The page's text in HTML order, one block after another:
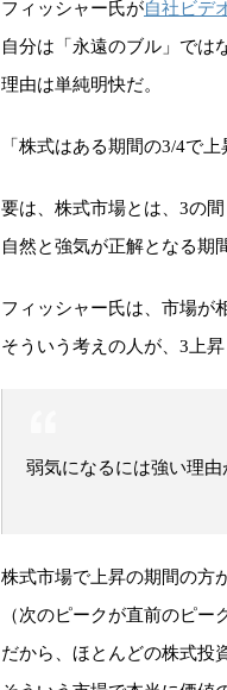
フィッシャー氏が自社ビデ
自分は「永遠のブル」では
理由は単純明快だ。
「株式はある期間の3/4で
要は、株式市場とは、3の
自然と強気が正解となる期
フィッシャー氏は、市場が
そういう考えの人が、3上
弱気になるには強い理由
株式市場で上昇の期間の方
（次のピークが直前のピー
だから、ほとんどの株式投